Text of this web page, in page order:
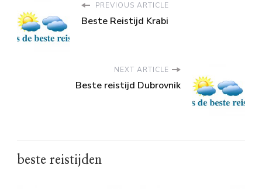
PREVIOUS ARTICLE
Beste Reistijd Krabi
NEXT ARTICLE
Beste reistijd Dubrovnik
beste reistijden